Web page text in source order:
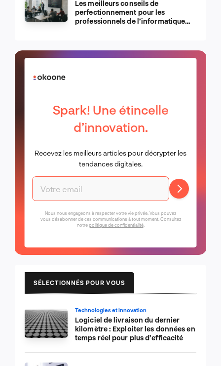
Les meilleurs conseils de
perfectionnement pour les
professionnels de l’informatique
Spark! Une étincelle
d’innovation.
Recevez les meilleurs articles pour décrypter les
tendances digitales.
Nous nous engageons à respecter votre vie privée. Vous pouvez
vous désabonner de ces communications à tout moment. Consultez
notrepolitique de confidentialité.
SÉLECTIONNÉS POUR VOUS
Technologies et innovation
Logiciel de livraison du dernier
kilomètre : Exploiter les données en
temps réel pour plus d’efficacité